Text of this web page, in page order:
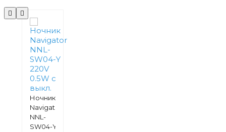
Ночник
Navigator
NNL-
SW04-Y